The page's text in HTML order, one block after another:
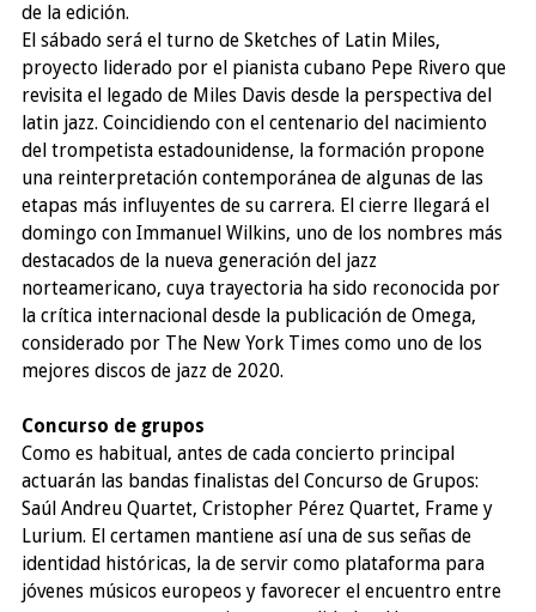
de la edición.
El sábado será el turno de Sketches of Latin Miles,
proyecto liderado por el pianista cubano Pepe Rivero que
revisita el legado de Miles Davis desde la perspectiva del
latin jazz. Coincidiendo con el centenario del nacimiento
del trompetista estadounidense, la formación propone
una reinterpretación contemporánea de algunas de las
etapas más influyentes de su carrera. El cierre llegará el
domingo con Immanuel Wilkins, uno de los nombres más
destacados de la nueva generación del jazz
norteamericano, cuya trayectoria ha sido reconocida por
la crítica internacional desde la publicación de Omega,
considerado por The New York Times como uno de los
mejores discos de jazz de 2020.
Concurso de grupos
Como es habitual, antes de cada concierto principal
actuarán las bandas finalistas del Concurso de Grupos:
Saúl Andreu Quartet, Cristopher Pérez Quartet, Frame y
Lurium. El certamen mantiene así una de sus señas de
identidad históricas, la de servir como plataforma para
jóvenes músicos europeos y favorecer el encuentro entre